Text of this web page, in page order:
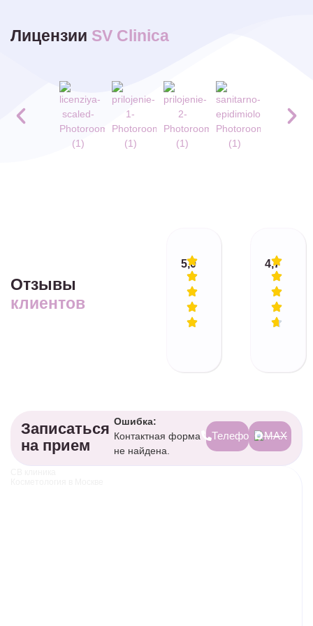
Лицензии SV Clinica
Отзывы
клиентов
5,0 4,7
Записаться
на прием
Ошибка:
Контактная форма
не найдена.
Телефон MAX